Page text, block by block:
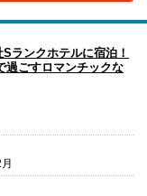
ランクホテルに宿泊！
過ごすロマンチックな